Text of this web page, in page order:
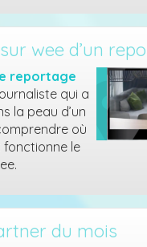
wee d’un
reportage
qui a
la peau d’un
où
le
du mois